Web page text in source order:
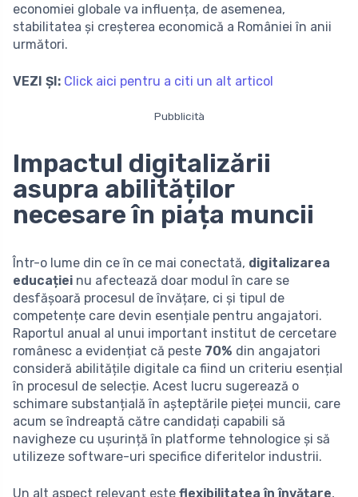
economiei globale va influența, de asemenea,
stabilitatea și creșterea economică a României în anii
următori.
VEZI ȘI: Click aici pentru a citi un alt articol
Pubblicità
Impactul digitalizării
asupra abilităților
necesare în piața muncii
Într-o lume din ce în ce mai conectată, digitalizarea
educației nu afectează doar modul în care se
desfășoară procesul de învățare, ci și tipul de
competențe care devin esențiale pentru angajatori.
Raportul anual al unui important institut de cercetare
românesc a evidențiat că peste 70% din angajatori
consideră abilitățile digitale ca fiind un criteriu esențial
în procesul de selecție. Acest lucru sugerează o
schimare substanțială în așteptările pieței muncii, care
acum se îndreaptă către candidați capabili să
navigheze cu ușurință în platforme tehnologice și să
utilizeze software-uri specifice diferitelor industrii.
Un alt aspect relevant este flexibilitatea în învățare,